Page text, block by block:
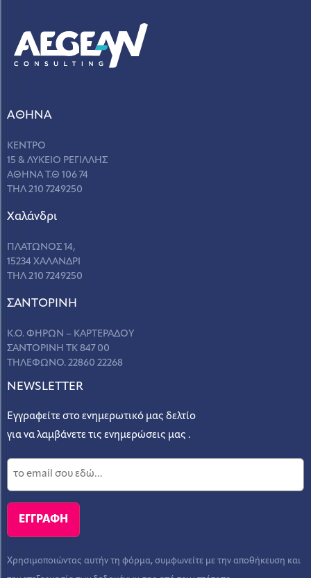
ΑΘΗΝΑ
ΚΕΝΤΡΟ
15 & ΛΥΚΕΙΟ ΡΕΓΙΛΛΗΣ
ΑΘΗΝΑ Τ.Θ 106 74
ΤΗΛ 210 7249250
Χαλάνδρι
ΠΛΑΤΩΝΟΣ 14,
15234 ΧΑΛΑΝΔΡΙ
ΤΗΛ 210 7249250
ΣANΤΟΡΙΝΗ
Κ.Ο. ΦΗΡΩΝ – ΚΑΡΤΕΡΑΔΟΥ
ΣΑΝΤΟΡΙΝΗ ΤΚ 847 00
ΤΗΛΕΦΩΝΟ. 22860 22268
NEWSLETTER
Εγγραφείτε στο ενημερωτικό μας δελτίο
για να λαμβάνετε τις ενημερώσεις μας .
Χρησιμοποιώντας αυτήν τη φόρμα, συμφωνείτε με την αποθήκευση και